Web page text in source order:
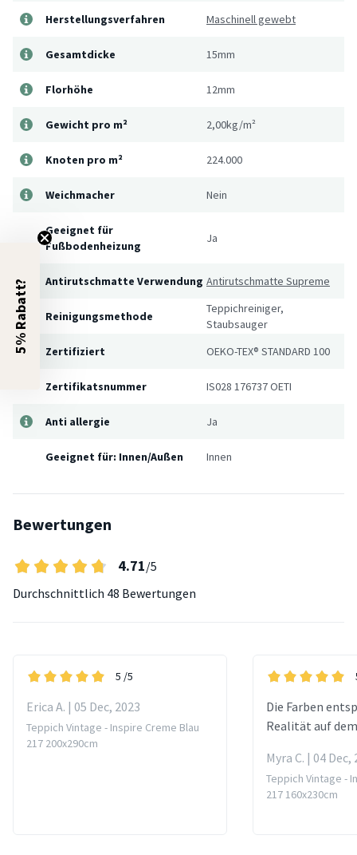
Herstellungsverfahren Maschinell gewebt
Gesamtdicke 15mm
Florhöhe 12mm
Gewicht pro m² 2,00kg/m²
Knoten pro m² 224.000
Weichmacher Nein
Geeignet für
Fußbodenheizung
Ja
Antirutschmatte Verwendung Antirutschmatte Supreme
Reinigungsmethode
Teppichreiniger,
Staubsauger
Zertifiziert
OEKO-TEX® STANDARD 100
Zertifikatsnummer IS028 176737 OETI
Anti allergie Ja
Geeignet für: Innen/Außen Innen
Bewertungen
4.71/5
Durchschnittlich 48 Bewertungen
5 /5
Erica A. | 05 Dec, 2023
Teppich Vintage - Inspire Creme Blau
217 200x290cm
Die Farben
Realität auf
Myra C. | 04 Dec,
Teppich Vintage -
217 160x230cm
5% Rabatt?